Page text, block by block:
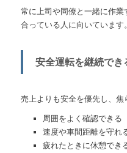
常に上司や同僚と一緒に作
合っている人に向いています。
安全運転を継続でき
売上よりも安全を優先し、焦
周囲をよく確認できる
速度や車間距離を守れ
疲れたときに休憩でき